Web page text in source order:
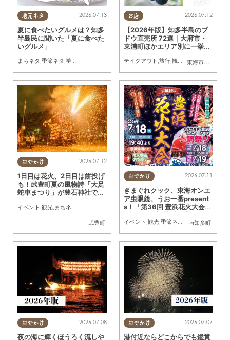
地元ネタ 2026.07.13
夏に食べたいグルメは？知多
半島民に聞いた「夏に食べた
いグルメ」
まちネタ ,季節ネタ ,学校
お店
東海市大府市
2026.07.12
【2026年版】知多半島のブ
ドウ直売所 72選｜大府市・
東浦町ほかエリア別に一挙紹
テイクアウト ,旅行,観光 アウトドア
おでかけ
武豊町
2026.07.12
1日目は花火、2日目は餅投げ
も！武豊町夏の風物詩「大足
蛇車まつり」が豊石神社で7/
18(土)・19(日)開催
イベント ,観光, まちネタ 家族, カップル,友人 ,花火
おでかけ
南知多町
2026.07.11
きまぐれクック、東海オンエ
ア虫眼鏡、うお一番present
s！「第36回 豊浜花火大会」
が7/18日(土)豊浜漁港で開催
イベント 観光, 季節ネタ 親子,家族,カップ
おでかけ 2026.07.08
夜の海に輝くほうろく流しや
おでかけ 2026.07.07
港付近ならどこからでも鑑賞